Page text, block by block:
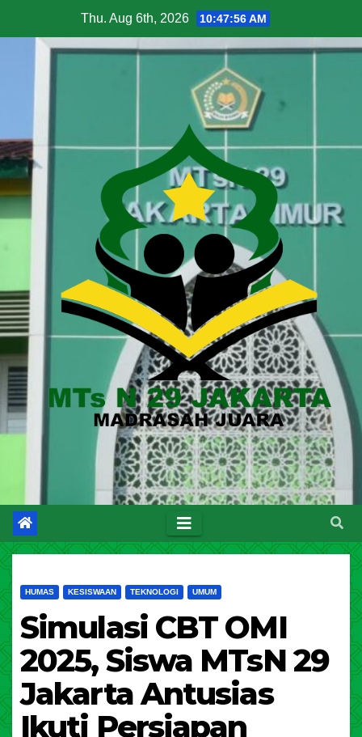
Thu. Aug 6th, 2026 10:47:57 AM
HUMAS KESISWAAN TEKNOLOGI UMUM
Simulasi CBT OMI
2025, Siswa MTsN 29
Jakarta Antusias
Ikuti Persiapan